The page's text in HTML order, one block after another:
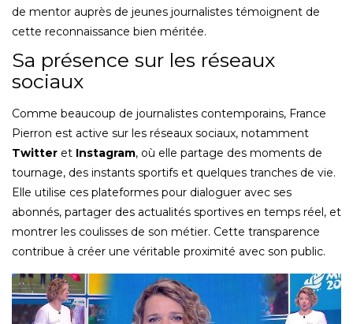
de mentor auprès de jeunes journalistes témoignent de
cette reconnaissance bien méritée.
Sa présence sur les réseaux
sociaux
Comme beaucoup de journalistes contemporains, France
Pierron est active sur les réseaux sociaux, notamment
Twitter et Instagram, où elle partage des moments de
tournage, des instants sportifs et quelques tranches de vie.
Elle utilise ces plateformes pour dialoguer avec ses
abonnés, partager des actualités sportives en temps réel, et
montrer les coulisses de son métier. Cette transparence
contribue à créer une véritable proximité avec son public.